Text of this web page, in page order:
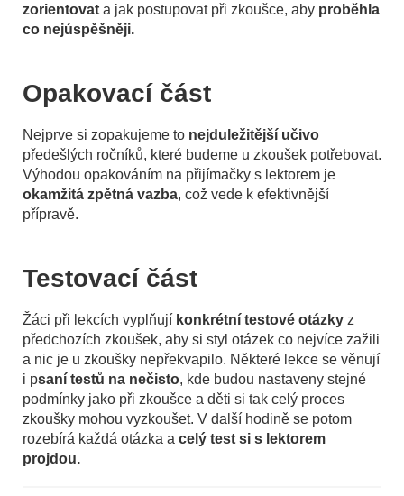
zorientovat a jak postupovat při zkoušce, aby proběhla
co nejúspěšněji.
Opakovací část
Nejprve si zopakujeme to nejduležitější učivo
předešlých ročníků, které budeme u zkoušek potřebovat.
Výhodou opakováním na přijímačky s lektorem je
okamžitá zpětná vazba, což vede k efektivnější
přípravě.
Testovací část
Žáci při lekcích vyplňují konkrétní testové otázky z
předchozích zkoušek, aby si styl otázek co nejvíce zažili
a nic je u zkoušky nepřekvapilo. Některé lekce se věnují
i psaní testů na nečisto, kde budou nastaveny stejné
podmínky jako při zkoušce a děti si tak celý proces
zkoušky mohou vyzkoušet. V další hodině se potom
rozebírá každá otázka a celý test si s lektorem
projdou.